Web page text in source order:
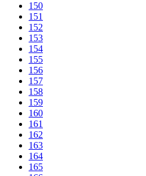
150
151
152
153
154
155
156
157
158
159
160
161
162
163
164
165